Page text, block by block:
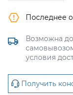
Последнее
Возможна
условия
Получить